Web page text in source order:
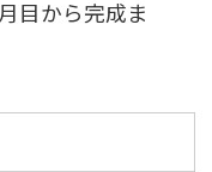
目から完成ま